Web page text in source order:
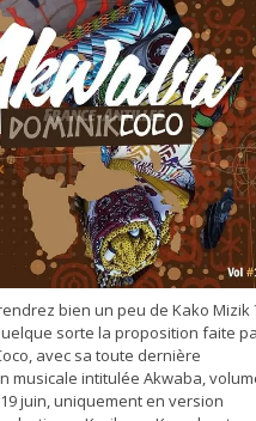
bien un peu de Kako Mizik
sorte la proposition faite
avec sa toute dernière
musicale intitulée Akwaba,
juin, uniquement en version